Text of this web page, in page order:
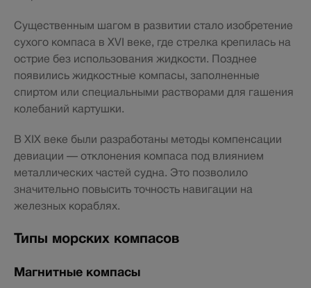
Существенным шагом в развитии стало изобретение
сухого компаса в XVI веке, где стрелка крепилась на
острие без использования жидкости. Позднее
появились жидкостные компасы, заполненные
спиртом или специальными растворами для гашения
колебаний картушки.
В XIX веке были разработаны методы компенсации
девиации — отклонения компаса под влиянием
металлических частей судна. Это позволило
значительно повысить точность навигации на
железных кораблях.
Типы морских компасов
Магнитные компасы